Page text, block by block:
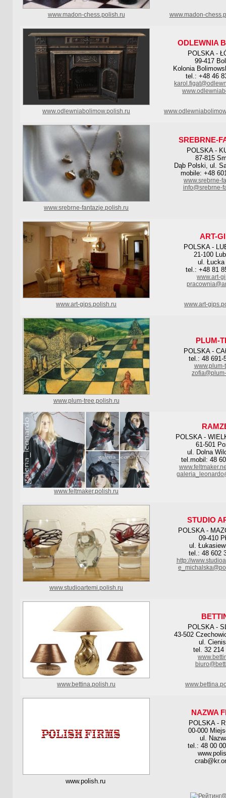
www.madon-chess.polish.ru www.madon-
ODLEWNIA
POLSKA -
99-417
Kolonia
tel.: +48 46
www.odlewniabolimow.polish.ru
SREBRNE-
POLSKA -
87-815
Dąb Polski, ul.
mobile: +48
www.srebrne-
info@srebrne-
www.srebrne-fantazje.polish.ru
ART-
POLSKA -
21-100
ul. Łucka
tel.: +48 81
www.art-
www.art-gips.polish.ru www.art-
PLUM-
POLSKA -
tel.: 48 691-
www.plum-
www.plum-tree.polish.ru
POLSKA -
61-501
ul. Dolna
tel.mobil: 48
www.feltmaker.polish.ru
STUDIO
POLSKA -
09-410
ul.
tel.: 48 602
http://
www.studioartemi.polish.ru
POLSKA -
43-502
ul.
tel. 32 214
www.bettina.polish.ru
NAZWA
POLSKA -
00-000
ul.
tel.: 48 00
www.polish.ru